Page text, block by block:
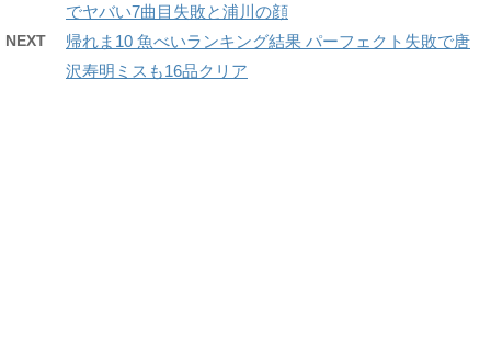
でヤバい7曲目失敗と浦川の顔
NEXT
帰れま10 魚べいランキング結果 パーフェクト失敗で唐
沢寿明ミスも16品クリア